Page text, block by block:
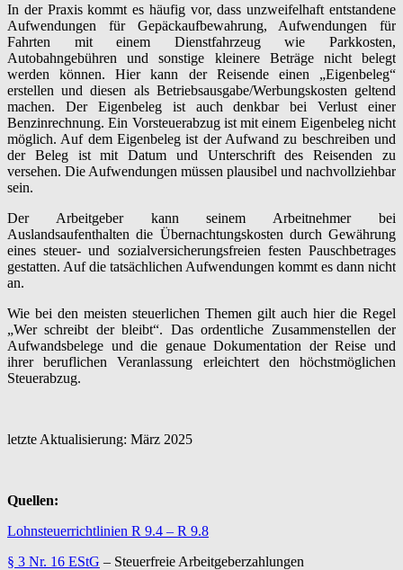
In der Praxis kommt es häufig vor, dass unzweifelhaft entstandene
Aufwendungen für Gepäckaufbewahrung, Aufwendungen für
Fahrten mit einem Dienstfahrzeug wie Parkkosten,
Autobahngebühren und sonstige kleinere Beträge nicht belegt
werden können. Hier kann der Reisende einen „Eigenbeleg“
erstellen und diesen als Betriebsausgabe/Werbungskosten geltend
machen. Der Eigenbeleg ist auch denkbar bei Verlust einer
Benzinrechnung. Ein Vorsteuerabzug ist mit einem Eigenbeleg nicht
möglich. Auf dem Eigenbeleg ist der Aufwand zu beschreiben und
der Beleg ist mit Datum und Unterschrift des Reisenden zu
versehen. Die Aufwendungen müssen plausibel und nachvollziehbar
sein.
Der Arbeitgeber kann seinem Arbeitnehmer bei
Auslandsaufenthalten die Übernachtungskosten durch Gewährung
eines steuer- und sozialversicherungsfreien festen Pauschbetrages
gestatten. Auf die tatsächlichen Aufwendungen kommt es dann nicht
an.
Wie bei den meisten steuerlichen Themen gilt auch hier die Regel
„Wer schreibt der bleibt“. Das ordentliche Zusammenstellen der
Aufwandsbelege und die genaue Dokumentation der Reise und
ihrer beruflichen Veranlassung erleichtert den höchstmöglichen
Steuerabzug.
letzte Aktualisierung: März 2025
Quellen:
Lohnsteuerrichtlinien R 9.4 – R 9.8
§ 3 Nr. 16 EStG – Steuerfreie Arbeitgeberzahlungen